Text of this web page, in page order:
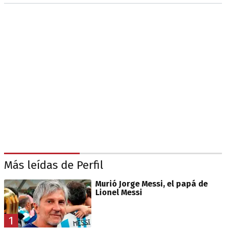
Más leídas de Perfil
1
Murió Jorge Messi, el papá de
Lionel Messi